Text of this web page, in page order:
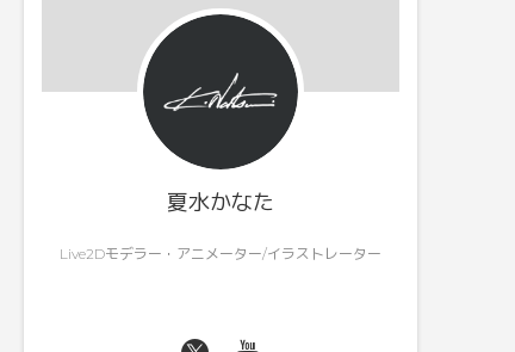
夏水かなた
Live2Dモデラー・アニメーター/イラストレーター